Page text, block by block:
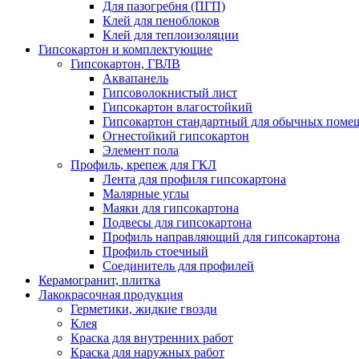
Для пазогребня (ПГП)
Клей для пеноблоков
Клей для теплоизоляции
Гипсокартон и комплектующие
Гипсокартон, ГВЛВ
Аквапанель
Гипсоволокнистый лист
Гипсокартон влагостойкий
Гипсокартон стандартный для обычных
Огнестойкий гипсокартон
Элемент пола
Профиль, крепеж для ГКЛ
Лента для профиля гипсокартона
Малярные углы
Маяки для гипсокартона
Подвесы для гипсокартона
Профиль направляющий для гипсокартона
Профиль стоечный
Соединитель для профилей
Керамогранит, плитка
Лакокрасочная продукция
Герметики, жидкие гвозди
Клея
Краска для внутренних работ
Краска для наружных работ